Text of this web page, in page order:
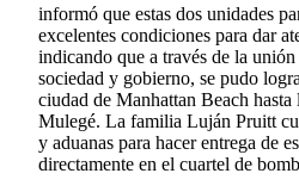
informó que estas dos unidades
excelentes condiciones para dar
indicando que a través de la unión
sociedad y gobierno, se pudo
ciudad de Manhattan Beach
Mulegé. La familia Luján Pruitt
y aduanas para hacer entrega de
directamente en el cuartel de